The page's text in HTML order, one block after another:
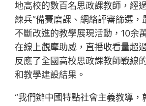
地高校的數百名思政課教師，經
練兵”備賽磨課、網絡評審篩選，
不斷改進的教學展現活動，10余
在線上觀摩助威，直播收看量超
反應了全國高校思政課教師戰線
和教學建設結果。
“我們辦中國特點社會主義教導，